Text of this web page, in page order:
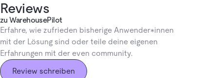
Reviews
zu WarehousePilot
Erfahre, wie zufrieden bisherige Anwender*innen
mit der Lösung sind oder teile deine eigenen
Erfahrungen mit der even community.
Review schreiben